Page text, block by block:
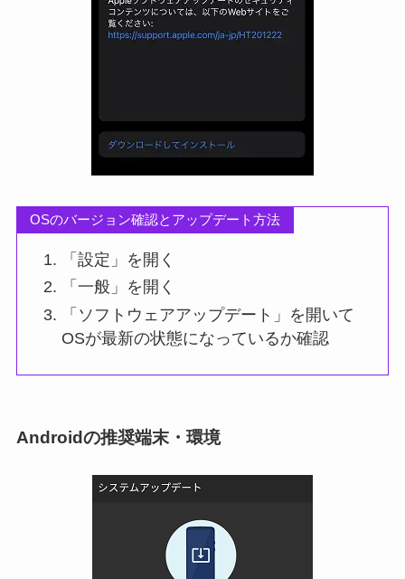
OSのバージョン確認とアップデート方法
「設定」を開く
「一般」を開く
「ソフトウェアアップデート」を開いて
OSが最新の状態になっているか確認
Androidの推奨端末・環境